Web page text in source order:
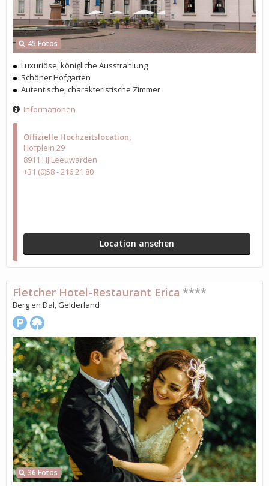
Offizielle Hochzeitslocation
Hofplein 29
8911 HJ Leeuwarden
+31 (0)58 - 216 21 80
Location ansehen
45 Fotos
Luxuriöse, königliche Ausstrahlung
Schöner Hofgarten
Autentische, charakteristische Zimmer
Informationen
36 Fotos
Fletcher Hotel-Restaurant Erica ****
Berg en Dal, Gelderland